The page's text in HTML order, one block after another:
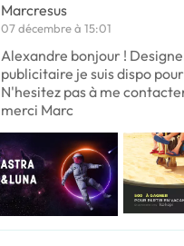
Marcresus
07 décembre à 15:01
Alexandre bonjour !
publicitaire je suis dispo
N'hesitez pas à me
merci Marc